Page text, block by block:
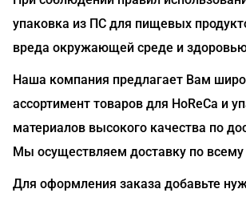
упаковка из ПС для пищевых
вреда окружающей среде и
Наша компания предлагает Вам
ассортимент товаров для HoReCa и
материалов высокого качества по
Мы осуществляем доставку по всему
Для оформления заказа добавьте